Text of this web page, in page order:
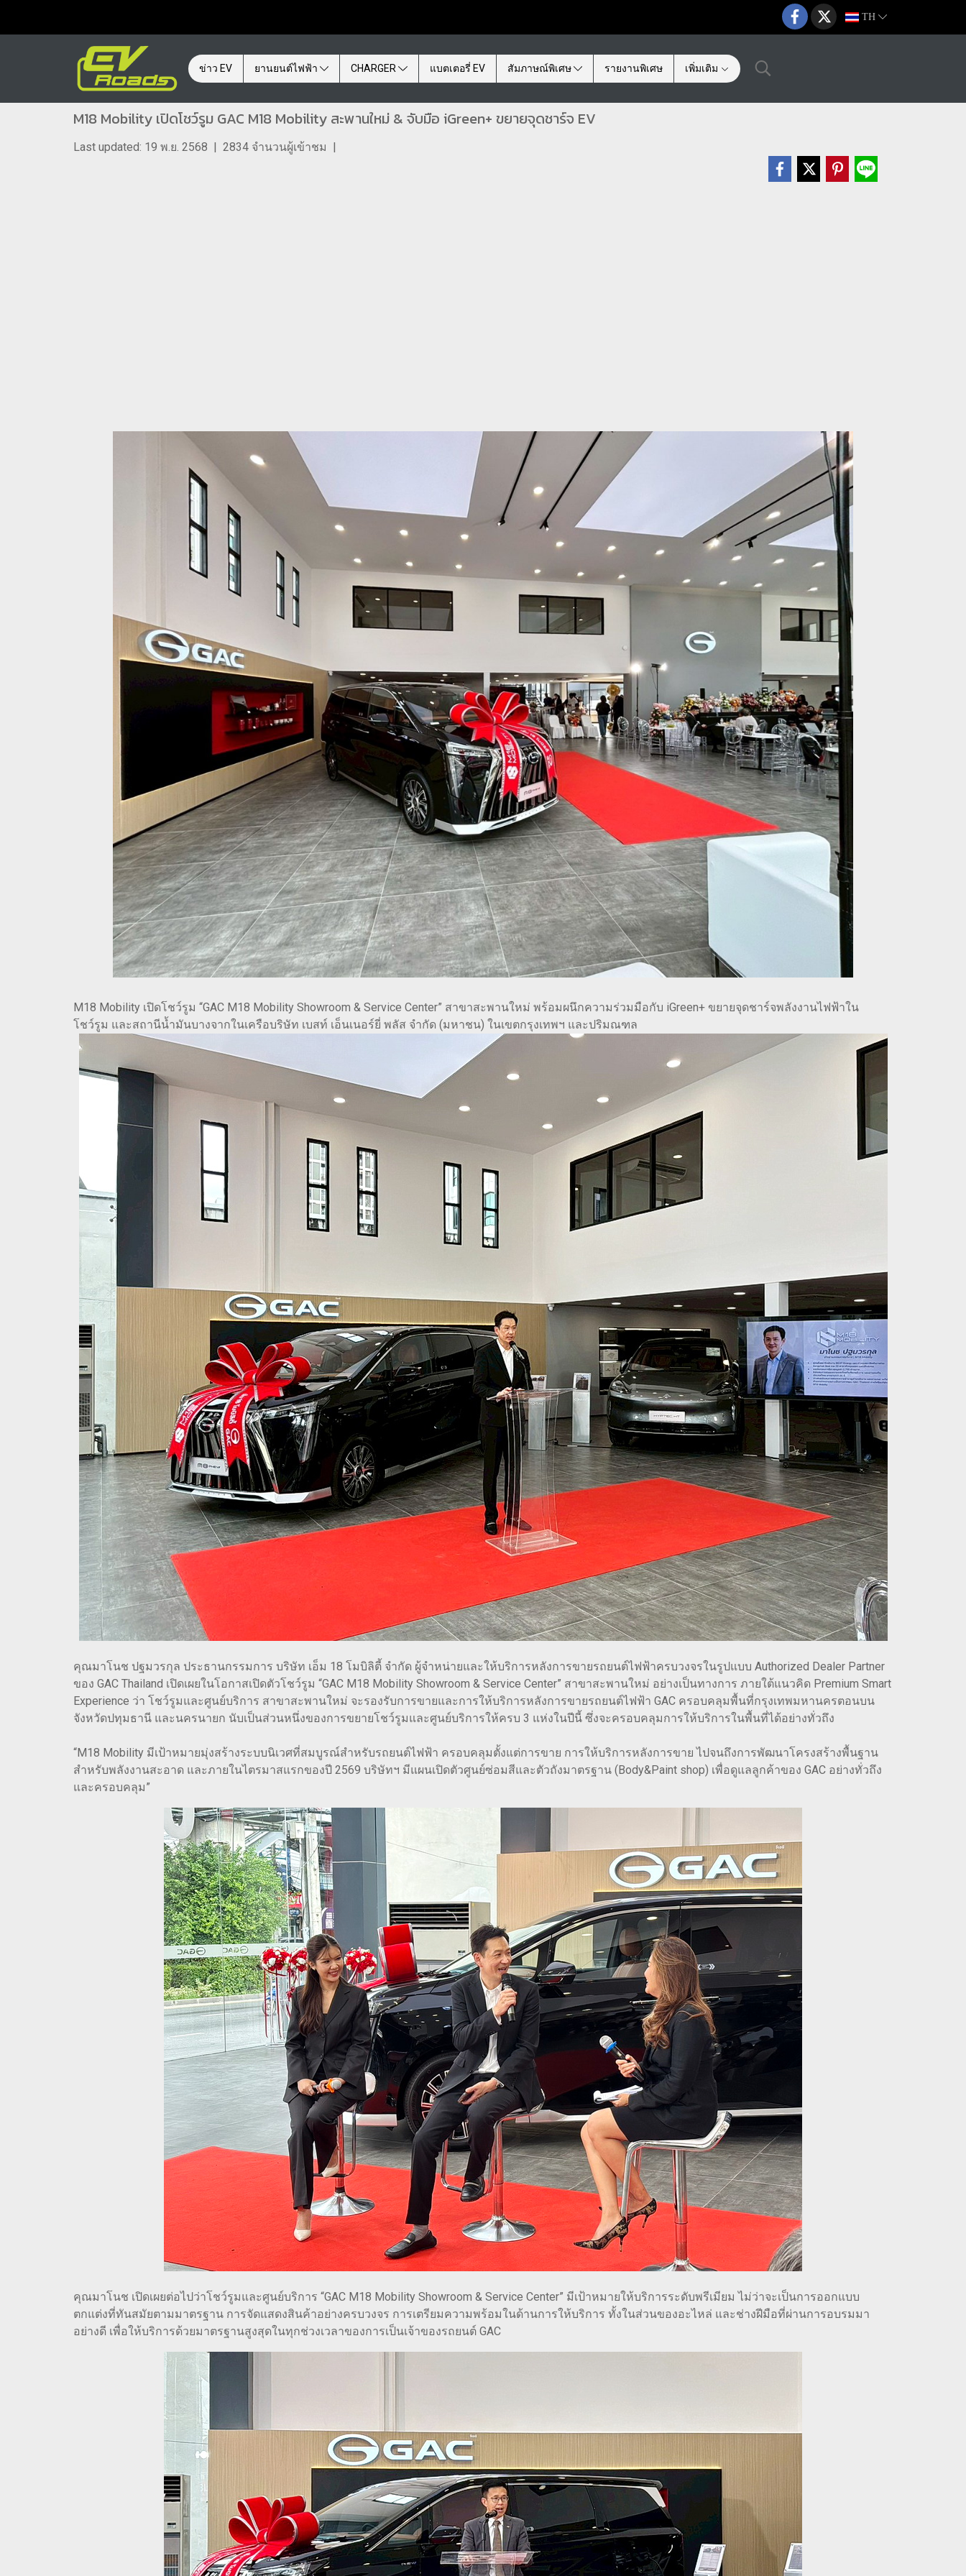
TH
ข่าว EV ยานยนต์ไฟฟ้า CHARGER แบตเตอรี่ EV สัมภาษณ์พิเศษ รายงานพิเศษ เพิ่มเติม
M18 Mobility เปิดโชว์รูม GAC M18 Mobility สะพานใหม่ & จับมือ iGreen+ ขยายจุดชาร์จ EV
Last updated: 19 พ.ย. 2568 | 2834 จำนวนผู้เข้าชม |
M18 Mobility เปิดโชว์รูม “GAC M18 Mobility Showroom & Service Center” สาขาสะพานใหม่ พร้อมผนึกความร่วมมือกับ iGreen+ ขยายจุดชาร์จพลังงานไฟฟ้าใน
โชว์รูม และสถานีน้ำมันบางจากในเครือบริษัท เบสท์ เอ็นเนอร์ยี่ พลัส จำกัด (มหาชน) ในเขตกรุงเทพฯ และปริมณฑล
คุณมาโนช ปฐมวรกุล ประธานกรรมการ บริษัท เอ็ม 18 โมบิลิตี้ จำกัด ผู้จำหน่ายและให้บริการหลังการขายรถยนต์ไฟฟ้าครบวงจรในรูปแบบ Authorized Dealer Partner
ของ GAC Thailand เปิดเผยในโอกาสเปิดตัวโชว์รูม “GAC M18 Mobility Showroom & Service Center” สาขาสะพานใหม่ อย่างเป็นทางการ ภายใต้แนวคิด Premium Smart
Experience ว่า โชว์รูมและศูนย์บริการ สาขาสะพานใหม่ จะรองรับการขายและการให้บริการหลังการขายรถยนต์ไฟฟ้า GAC ครอบคลุมพื้นที่กรุงเทพมหานครตอนบน
จังหวัดปทุมธานี และนครนายก นับเป็นส่วนหนึ่งของการขยายโชว์รูมและศูนย์บริการให้ครบ 3 แห่งในปีนี้ ซึ่งจะครอบคลุมการให้บริการในพื้นที่ได้อย่างทั่วถึง
“M18 Mobility มีเป้าหมายมุ่งสร้างระบบนิเวศที่สมบูรณ์สำหรับรถยนต์ไฟฟ้า ครอบคลุมตั้งแต่การขาย การให้บริการหลังการขาย ไปจนถึงการพัฒนาโครงสร้างพื้นฐาน
สำหรับพลังงานสะอาด และภายในไตรมาสแรกของปี 2569 บริษัทฯ มีแผนเปิดตัวศูนย์ซ่อมสีและตัวถังมาตรฐาน (Body&Paint shop) เพื่อดูแลลูกค้าของ GAC อย่างทั่วถึง
และครอบคลุม”
คุณมาโนช เปิดเผยต่อไปว่าโชว์รูมและศูนย์บริการ “GAC M18 Mobility Showroom & Service Center” มีเป้าหมายให้บริการระดับพรีเมียม ไม่ว่าจะเป็นการออกแบบ
ตกแต่งที่ทันสมัยตามมาตรฐาน การจัดแสดงสินค้าอย่างครบวงจร การเตรียมความพร้อมในด้านการให้บริการ ทั้งในส่วนของอะไหล่ และช่างฝีมือที่ผ่านการอบรมมา
อย่างดี เพื่อให้บริการด้วยมาตรฐานสูงสุดในทุกช่วงเวลาของการเป็นเจ้าของรถยนต์ GAC